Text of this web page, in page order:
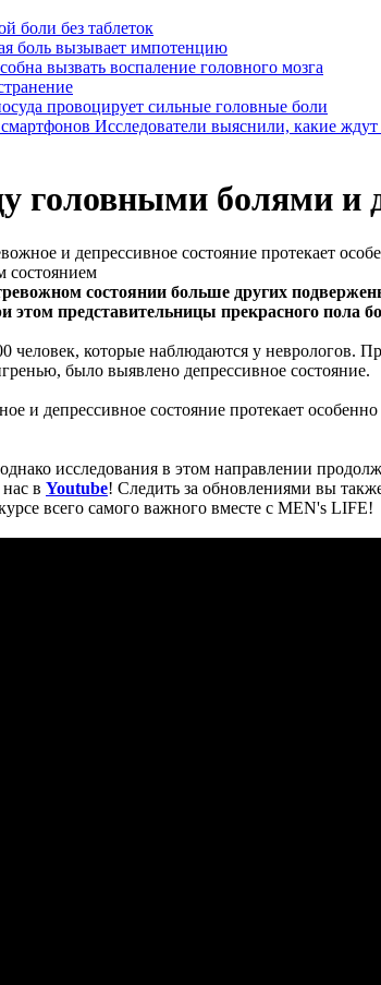
боли без таблеток
боль вызывает импотенцию
вызвать воспаление головного мозга
провоцирует сильные головные боли
Исследователи выяснили, какие
головными болями и
и депрессивное состояние протекает
состоянии больше других
этом представительницы прекрасного пола
которые наблюдаются у неврологов.
было выявлено депрессивное состояние.
и депрессивное состояние протекает
исследования в этом направлении
в Youtube! Следить за обновлениями вы
всего самого важного вместе с MEN's LIFE!